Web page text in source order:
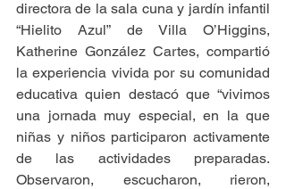
directora de la sala cuna y jardín infantil
“Hielito Azul” de Villa O’Higgins,
Katherine González Cartes, compartió
la experiencia vivida por su comunidad
educativa quien destacó que “vivimos
una jornada muy especial, en la que
niñas y niños participaron activamente
de las actividades preparadas.
Observaron, escucharon, rieron,